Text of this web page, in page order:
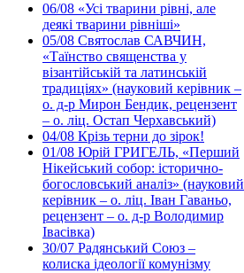
06/08 «Усі тварини рівні, але
деякі тварини рівніші»
05/08 Святослав САВЧИН,
«Таїнство священства у
візантійській та латинській
традиціях» (науковий керівник –
о. д-р Мирон Бендик, рецензент
– о. ліц. Остап Черхавський)
04/08 Крізь терни до зірок!
01/08 Юрій ГРИГЕЛЬ, «Перший
Нікейський собор: історично-
богословський аналіз» (науковий
керівник – о. ліц. Іван Гаваньо,
рецензент – о. д-р Володимир
Івасівка)
30/07 Радянський Союз –
колиска ідеології комунізму